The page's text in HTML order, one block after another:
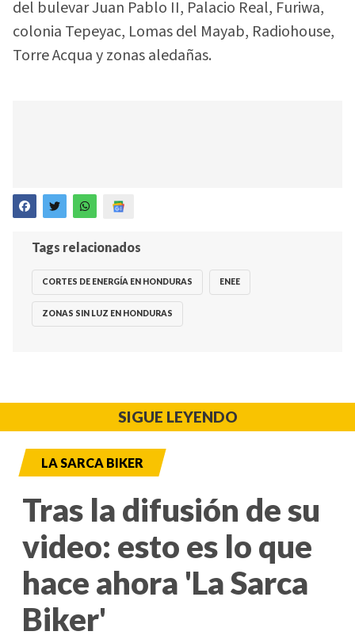
del bulevar Juan Pablo II, Palacio Real, Furiwa,
colonia Tepeyac, Lomas del Mayab, Radiohouse,
Torre Acqua y zonas aledañas.
Tags relacionados
CORTES DE ENERGÍA EN HONDURAS ENEE
ZONAS SIN LUZ EN HONDURAS
SIGUE LEYENDO
LA SARCA BIKER
Tras la difusión de su
video: esto es lo que
hace ahora 'La Sarca
Biker'